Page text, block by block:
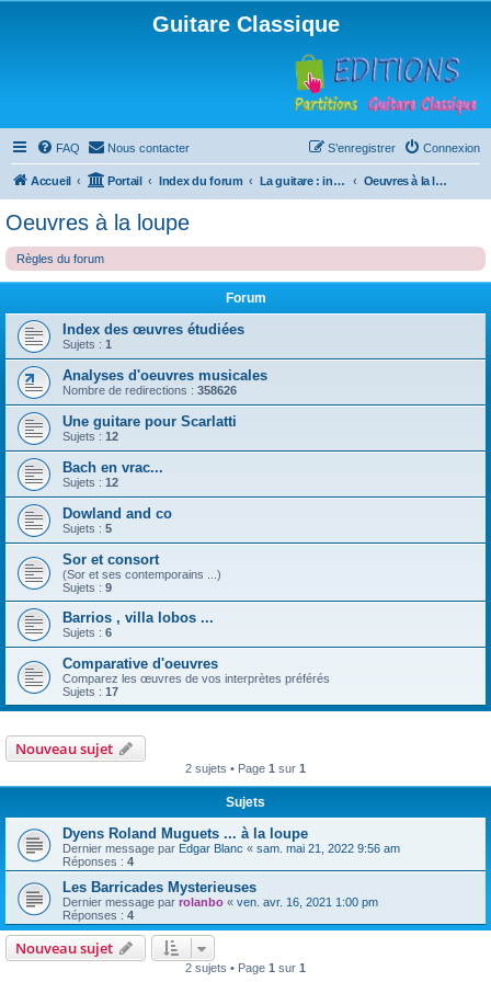
Guitare Classique
FAQ Nous contacter Connexion
S’enregistrer
Accueil Portail Index du forum La guitare : instrument, cours et théorie Oeuvres à la loupe
Oeuvres à la loupe
Règles du forum
Forum
Index des œuvres étudiées
Sujets : 1
Analyses d'oeuvres musicales
Nombre de redirections : 358626
Une guitare pour Scarlatti
Sujets : 12
Bach en vrac...
Sujets : 12
Dowland and co
Sujets : 5
Sor et consort
(Sor et ses contemporains ...)
Sujets : 9
Barrios , villa lobos ...
Sujets : 6
Comparative d'oeuvres
Comparez les œuvres de vos interprètes préférés
Sujets : 17
Nouveau sujet
2 sujets • Page 1 sur 1
Sujets
Dyens Roland Muguets ... à la loupe
Dernier message par Edgar Blanc « sam. mai 21, 2022 9:56 am
Réponses : 4
Les Barricades Mysterieuses
Dernier message par rolanbo « ven. avr. 16, 2021 1:00 pm
Réponses : 4
Nouveau sujet
2 sujets • Page 1 sur 1